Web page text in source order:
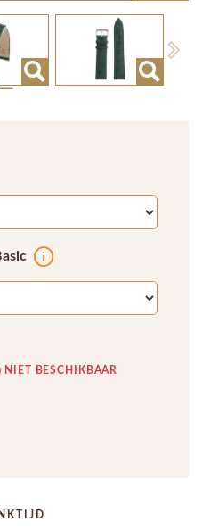
Next
NIET BESCHIKBAAR